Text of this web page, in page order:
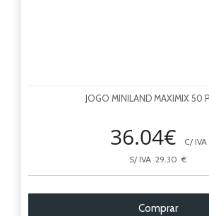
JOGO MINILAND MAXIMIX 50
36.04€
C/ IVA
S/ IVA 29.30 €
Comprar